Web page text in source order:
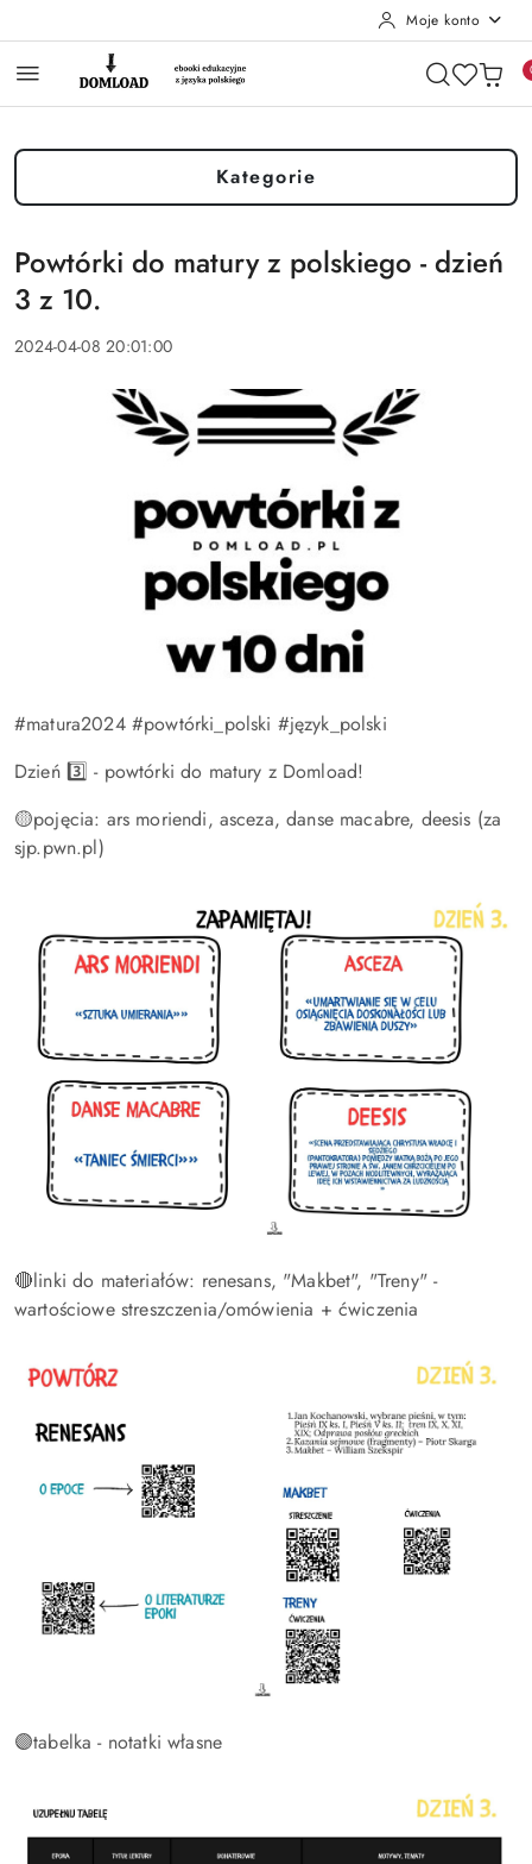
Moje konto
Kategorie
Powtórki do matury z polskiego - dzień
3 z 10.
2024-04-08 20:01:00
#matura2024 #powtórki_polski #język_polski
Dzień 3️⃣ - powtórki do matury z Domload!
🟡pojęcia: ars moriendi, asceza, danse macabre, deesis (za
sjp.pwn.pl)
🔴linki do materiałów: renesans, "Makbet", "Treny" -
wartościowe streszczenia/omówienia + ćwiczenia
🟣tabelka - notatki własne